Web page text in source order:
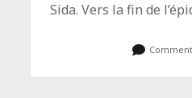
13,
Sida. Vers la fin de